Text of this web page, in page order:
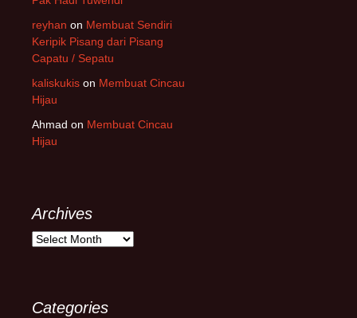
reyhan on Membuat Sendiri
Keripik Pisang dari Pisang
Capatu / Sepatu
kaliskukis on Membuat Cincau
Hijau
Ahmad on Membuat Cincau
Hijau
Archives
Archives
Categories